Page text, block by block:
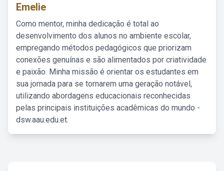
Emelie
Como mentor, minha dedicação é total ao
desenvolvimento dos alunos no ambiente escolar,
empregando métodos pedagógicos que priorizam
conexões genuínas e são alimentados por criatividade
e paixão. Minha missão é orientar os estudantes em
sua jornada para se tornarem uma geração notável,
utilizando abordagens educacionais reconhecidas
pelas principais instituições acadêmicas do mundo -
dsw.aau.edu.et.